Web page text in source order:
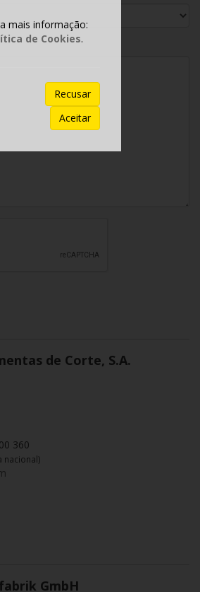
de Corte, S.A.
360
nacional)
GmbH
mais informação:
de Cookies.
Recusar
Aceitar